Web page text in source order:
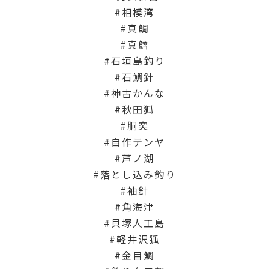
相模湾
真鯛
真鱈
石垣島釣り
石鯛針
神古かんな
秋田狐
胴突
自作テンヤ
芦ノ湖
落とし込み釣り
袖針
角海津
貝塚人工島
軽井沢狐
金目鯛